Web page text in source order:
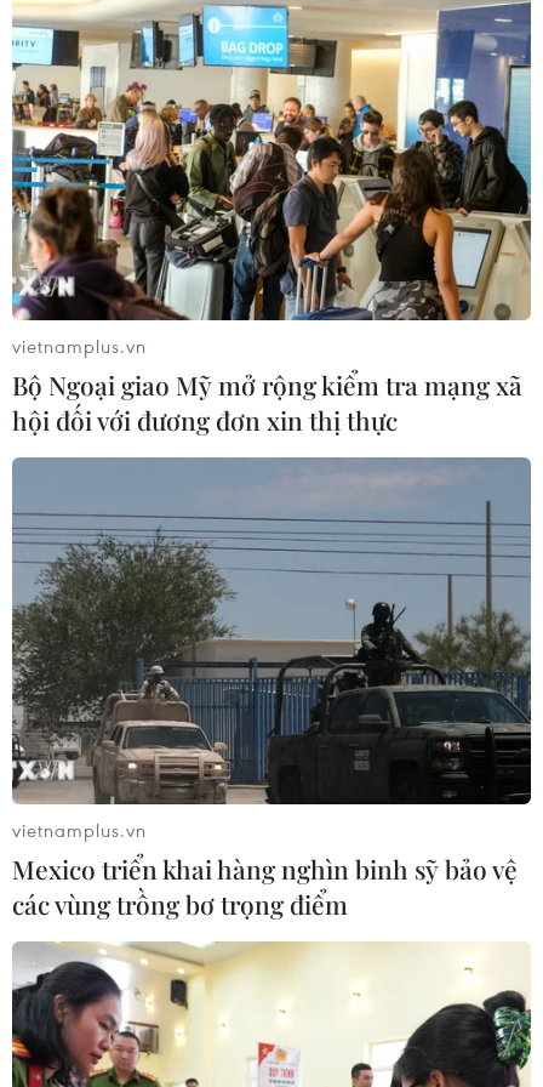
Pháp mở các điểm tắm sông
phục vụ người dân trong mùa Hè
nắng nóng
06/08/2026 03:02
Thành phố Hồ Chí Minh triển khai 8
dự án trạm trung chuyển rác công
nghệ khép kín
06/08/2026 03:01
Sơn La hỗ trợ người dân di dời khỏi
Thời tiết ngày 6/8: Bão số 3 đã di
chuyển ra ngoài Biển Đông
05/08/2026 23:15
Chủ động ứng phó với biến đổi khí
hậu trong thời kỳ mới
05/08/2026 14:57
Gần 40 điểm bị sạt lở đất do mưa lớn
tại Lào Cai
05/08/2026 14:56
vietnamplus.vn
Bộ Ngoại giao Mỹ mở rộng kiểm tra mạng xã
hội đối với đương đơn xin thị thực
vietnamplus.vn
Mexico triển khai hàng nghìn binh sỹ bảo vệ
các vùng trồng bơ trọng điểm